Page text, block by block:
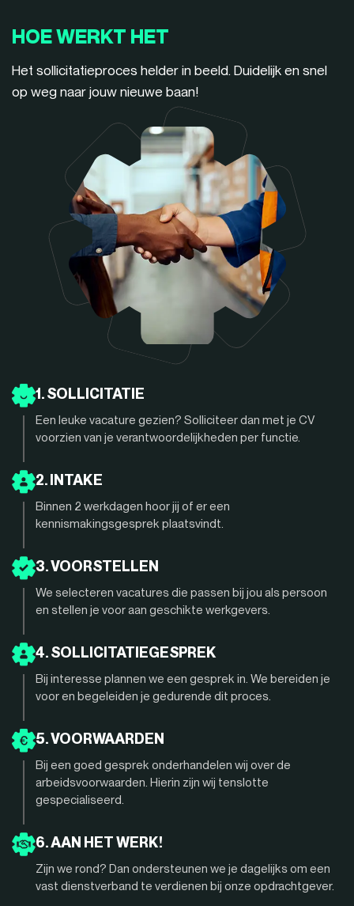
HOE WERKT HET
Het sollicitatieproces helder in beeld. Duidelijk en snel
op weg naar jouw nieuwe baan!
1. SOLLICITATIE
Een leuke vacature gezien? Solliciteer dan met je CV
voorzien van je verantwoordelijkheden per functie.
2. INTAKE
Binnen 2 werkdagen hoor jij of er een
kennismakingsgesprek plaatsvindt.
3. VOORSTELLEN
We selecteren vacatures die passen bij jou als persoon
en stellen je voor aan geschikte werkgevers.
4. SOLLICITATIEGESPREK
Bij interesse plannen we een gesprek in. We bereiden je
voor en begeleiden je gedurende dit proces.
5. VOORWAARDEN
Bij een goed gesprek onderhandelen wij over de
arbeidsvoorwaarden. Hierin zijn wij tenslotte
gespecialiseerd.
6. AAN HET WERK!
Zijn we rond? Dan ondersteunen we je dagelijks om een
vast dienstverband te verdienen bij onze opdrachtgever.